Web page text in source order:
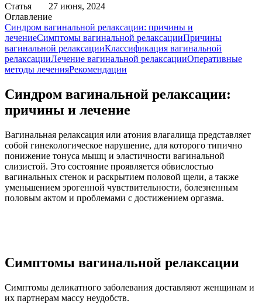
Статья
27 июня, 2024
Оглавление
Синдром вагинальной релаксации: причины и
лечениеСимптомы вагинальной релаксацииПричины
вагинальной релаксацииКлассификация вагинальной
релаксацииЛечение вагинальной релаксацииОперативные
методы леченияРекомендации
Синдром вагинальной релаксации:
причины и лечение
Вагинальная релаксация или атония влагалища представляет
собой гинекологическое нарушение, для которого типично
понижение тонуса мышц и эластичности вагинальной
слизистой. Это состояние проявляется обвислостью
вагинальных стенок и раскрытием половой щели, а также
уменьшением эрогенной чувствительности, болезненным
половым актом и проблемами с достижением оргазма.
Симптомы вагинальной релаксации
Симптомы деликатного заболевания доставляют женщинам и
их партнерам массу неудобств.